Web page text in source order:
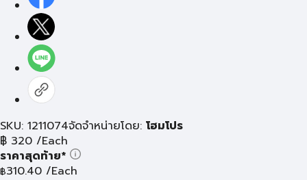
SKU: 1211074จัดจำหน่ายโดย: โฮมโปร
฿ 320 /Each
ราคาสุดท้าย*
฿310.40 /Each